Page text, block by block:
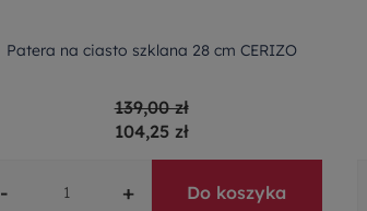
Patera na ciasto szklana 28 cm CERIZO
139,00 zł
104,25 zł
- + Do koszyka